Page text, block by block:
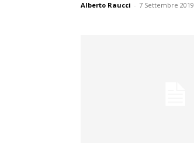
Alberto Raucci - 7 Settembre 2019